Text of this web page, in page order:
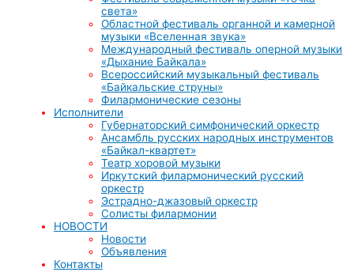
света»
Областной фестиваль органной и камерной
музыки «Вселенная звука»
Международный фестиваль оперной музыки
«Дыхание Байкала»
Всероссийский музыкальный фестиваль
«Байкальские струны»
Филармонические сезоны
Исполнители
Губернаторский симфонический оркестр
Ансамбль русских народных инструментов
«Байкал-квартет»
Театр хоровой музыки
Иркутский филармонический русский
оркестр
Эстрадно-джазовый оркестр
Солисты филармонии
НОВОСТИ
Новости
Объявления
Контакты